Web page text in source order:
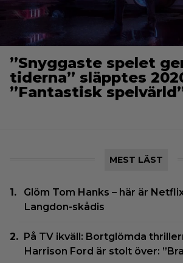
”Snyggaste spelet
tiderna” släpptes
”Fantastisk
MEST LÄST
Glöm Tom Hanks – här är
Langdon-skådis
På TV ikväll: Bortglömda
Harrison Ford är stolt över: